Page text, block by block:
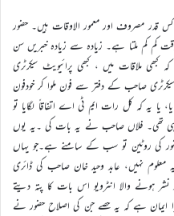
مصروف اور معمور الاوقات ہیں۔ حضور
وقت کم کم ملتا ہے۔ زیادہ سے زیادہ خبریں سن
کہ کبھی ملاقات میں ، کبھی پرائیویٹ سیکرٹری
صاحب کے دفتر سے فون ملوا کر خودفون
یا یہ کہ کل رات ایم ٹی اے اتفاقاً لگایا تو
رہی تھی۔ فلاں صاحب نے یہ بات کی ۔یہ یوں
کی روٹین تو سب کے سامنے ہے۔جو یہاں
نہیں، عابد وحید خان صاحب کی ڈائری
ہونے والا انٹرویو اس بات کا پتہ دیتے
ایمان ہے کہ یہ حصے جن کی اصلاح حضور نے